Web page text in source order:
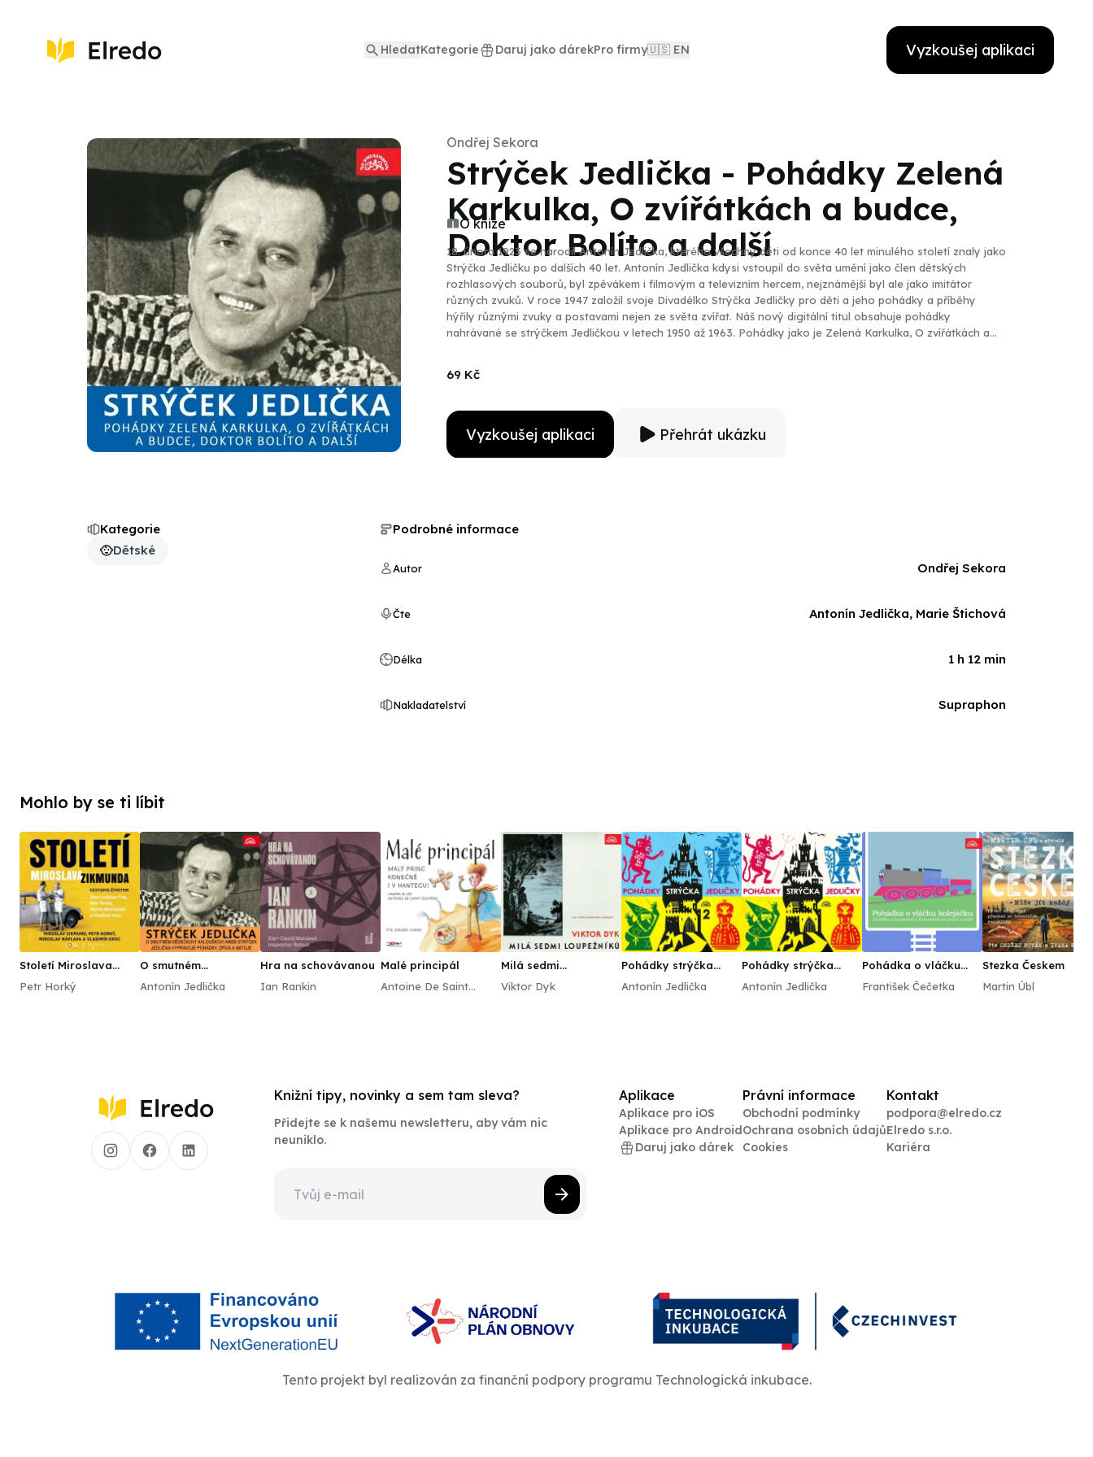
HledatKategorie Daruj jako dárekPro firmy🇺🇸 EN Vyzkoušej aplikaci
Ondřej Sekora
Strýček Jedlička - Pohádky Zelená
Karkulka, O zvířátkách a budce,
Doktor Bolíto a další
O knize
18. února 1923 se narodil Antonín Jedlička, kterého všechny děti od konce 40 let minulého století znaly jako
Strýčka Jedličku po dalších 40 let. Antonín Jedlička kdysi vstoupil do světa umění jako člen dětských
rozhlasových souborů, byl zpěvákem i filmovým a televizním hercem, nejznámější byl ale jako imitátor
různých zvuků. V roce 1947 založil svoje Divadélko Strýčka Jedličky pro děti a jeho pohádky a příběhy
hýřily různými zvuky a postavami nejen ze světa zvířat. Náš nový digitální titul obsahuje pohádky
nahrávané se strýčkem Jedličkou v letech 1950 až 1963. Pohádky jako je Zelená Karkulka, O zvířátkách a
69 Kč
Vyzkoušej aplikaci Přehrát ukázku
Kategorie
Dětské
Podrobné informace
Autor Ondřej Sekora
Čte Antonín Jedlička, Marie Štichová
Délka 1 h 12 min
Nakladatelství Supraphon
Mohlo by se ti líbit
Století Miroslava
Petr Horký
O smutném
Halouškovi aneb
Antonín Jedlička
Hra na schovávanou
Ian Rankin
Malé principál
Antoine De Saint
Milá sedmi
Viktor Dyk
Pohádky strýčka
Antonín Jedlička
Pohádky strýčka
Antonín Jedlička
Pohádka o vláčku
kolejáčku, Zvířátka a
loupežníci a 3 další /
František Čečetka
Stezka Českem
Martin Úbl
Knižní tipy, novinky a sem tam sleva?
Přidejte se k našemu newsletteru, aby vám nic
neuniklo.
Aplikace
Aplikace pro iOS
Aplikace pro Android
Daruj jako dárek
Právní informace
Obchodní podmínky
Ochrana osobních údajů
Cookies
Kontakt
podpora@elredo.cz
Elredo s.r.o.
Kariéra
Tento projekt byl realizován za finanční podpory programu Technologická inkubace.